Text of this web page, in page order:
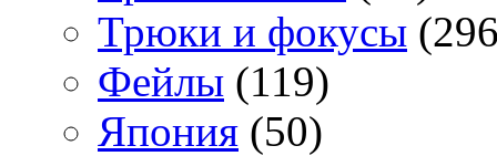
Трюки и фокусы
Фейлы (119)
Япония (50)